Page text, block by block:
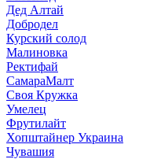
Дед Алтай
Добродел
Курский солод
Малиновка
Ректифай
СамараМалт
Своя Кружка
Умелец
Фрутилайт
Хопштайнер Украина
Чувашия